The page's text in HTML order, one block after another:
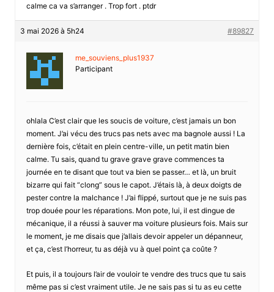
calme ca va s’arranger . Trop fort . ptdr
3 mai 2026 à 5h24 #89827
me_souviens_plus1937
Participant
ohlala C’est clair que les soucis de voiture, c’est jamais un bon
moment. J’ai vécu des trucs pas nets avec ma bagnole aussi ! La
dernière fois, c’était en plein centre-ville, un petit matin bien
calme. Tu sais, quand tu grave grave grave commences ta
journée en te disant que tout va bien se passer… et là, un bruit
bizarre qui fait “clong” sous le capot. J’étais là, à deux doigts de
pester contre la malchance ! J’ai flippé, surtout que je ne suis pas
trop douée pour les réparations. Mon pote, lui, il est dingue de
mécanique, il a réussi à sauver ma voiture plusieurs fois. Mais sur
le moment, je me disais que j’allais devoir appeler un dépanneur,
et ça, c’est l’horreur, tu as déjà vu à quel point ça coûte ?
Et puis, il a toujours l’air de vouloir te vendre des trucs que tu sais
même pas si c’est vraiment utile. Je ne sais pas si tu as eu cette